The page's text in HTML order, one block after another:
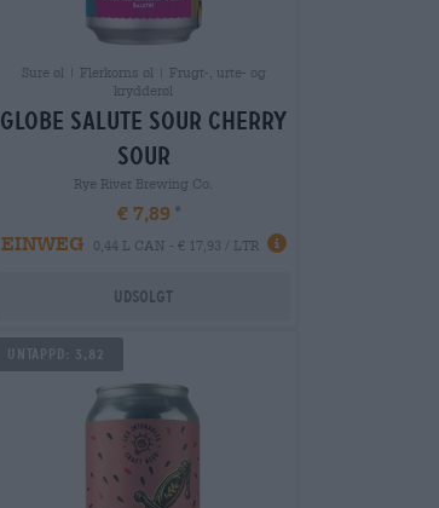
Sure øl | Flerkorns øl | Frugt-, urte- og
krydderøl
globe salute sour cherry
sour
Rye River Brewing Co.
€ 7,89
EINWEG
0,44 L CAN - € 17,93 / LTR
Udsolgt
UNTAPPD: 3,82